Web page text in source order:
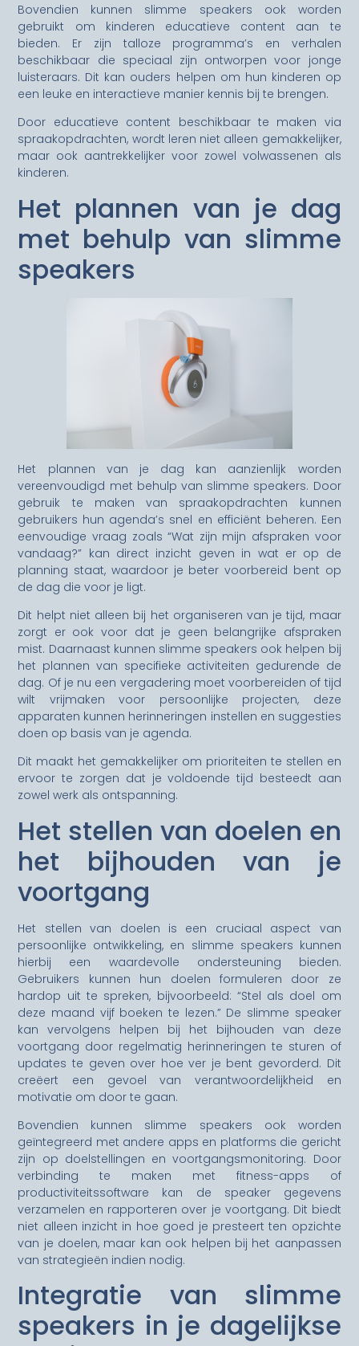
Bovendien kunnen slimme speakers ook worden
gebruikt om kinderen educatieve content aan te
bieden. Er zijn talloze programma’s en verhalen
beschikbaar die speciaal zijn ontworpen voor jonge
luisteraars. Dit kan ouders helpen om hun kinderen op
een leuke en interactieve manier kennis bij te brengen.
Door educatieve content beschikbaar te maken via
spraakopdrachten, wordt leren niet alleen gemakkelijker,
maar ook aantrekkelijker voor zowel volwassenen als
kinderen.
Het plannen van je dag
met behulp van slimme
speakers
Het plannen van je dag kan aanzienlijk worden
vereenvoudigd met behulp van slimme speakers. Door
gebruik te maken van spraakopdrachten kunnen
gebruikers hun agenda’s snel en efficiënt beheren. Een
eenvoudige vraag zoals “Wat zijn mijn afspraken voor
vandaag?” kan direct inzicht geven in wat er op de
planning staat, waardoor je beter voorbereid bent op
de dag die voor je ligt.
Dit helpt niet alleen bij het organiseren van je tijd, maar
zorgt er ook voor dat je geen belangrijke afspraken
mist. Daarnaast kunnen slimme speakers ook helpen bij
het plannen van specifieke activiteiten gedurende de
dag. Of je nu een vergadering moet voorbereiden of tijd
wilt vrijmaken voor persoonlijke projecten, deze
apparaten kunnen herinneringen instellen en suggesties
doen op basis van je agenda.
Dit maakt het gemakkelijker om prioriteiten te stellen en
ervoor te zorgen dat je voldoende tijd besteedt aan
zowel werk als ontspanning.
Het stellen van doelen en
het bijhouden van je
voortgang
Het stellen van doelen is een cruciaal aspect van
persoonlijke ontwikkeling, en slimme speakers kunnen
hierbij een waardevolle ondersteuning bieden.
Gebruikers kunnen hun doelen formuleren door ze
hardop uit te spreken, bijvoorbeeld: “Stel als doel om
deze maand vijf boeken te lezen.” De slimme speaker
kan vervolgens helpen bij het bijhouden van deze
voortgang door regelmatig herinneringen te sturen of
updates te geven over hoe ver je bent gevorderd. Dit
creëert een gevoel van verantwoordelijkheid en
motivatie om door te gaan.
Bovendien kunnen slimme speakers ook worden
geïntegreerd met andere apps en platforms die gericht
zijn op doelstellingen en voortgangsmonitoring. Door
verbinding te maken met fitness-apps of
productiviteitssoftware kan de speaker gegevens
verzamelen en rapporteren over je voortgang. Dit biedt
niet alleen inzicht in hoe goed je presteert ten opzichte
van je doelen, maar kan ook helpen bij het aanpassen
van strategieën indien nodig.
Integratie van slimme
speakers in je dagelijkse